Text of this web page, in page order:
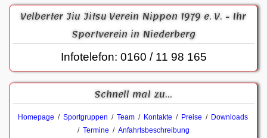
Velberter Jiu Jitsu Verein Nippon 1979 e. V. - Ihr
Sportverein in Niederberg
Infotelefon: 0160 / 11 98 165
Schnell mal zu...
Homepage / Sportgruppen / Team/ Kontakte / Preise / Downloads
/ Termine / Anfahrtsbeschreibung